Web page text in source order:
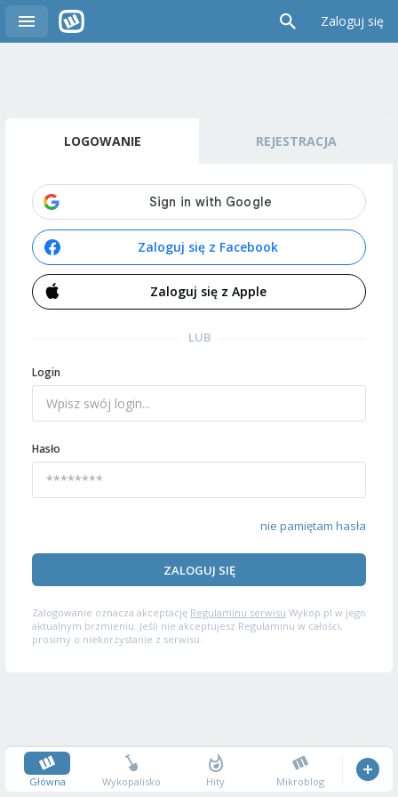
Zaloguj się
LOGOWANIE REJESTRACJA
Zaloguj się z Facebook
Zaloguj się z Apple
LUB
Login
Hasło
nie pamiętam hasła
ZALOGUJ SIĘ
Zalogowanie oznacza akceptację Regulaminu serwisu Wykop.pl w jego
aktualnym brzmieniu. Jeśli nie akceptujesz Regulaminu w całości,
prosimy o niekorzystanie z serwisu.
Główna Wykopalisko Hity Mikroblog